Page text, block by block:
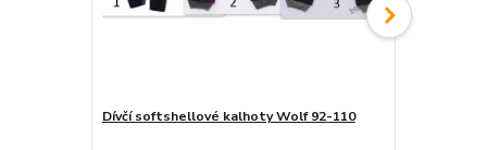
Dívčí softshellové kalhoty Wolf 92-110